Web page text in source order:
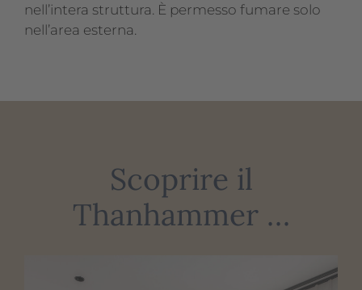
nell’intera struttura. È permesso fumare solo
nell’area esterna.
Scoprire il
Thanhammer …